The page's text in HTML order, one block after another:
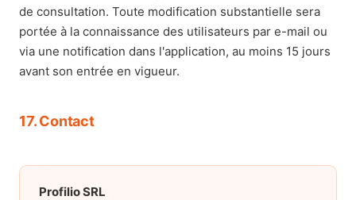
de consultation. Toute modification substantielle sera
portée à la connaissance des utilisateurs par e-mail ou
via une notification dans l'application, au moins 15 jours
avant son entrée en vigueur.
17. Contact
Profilio SRL